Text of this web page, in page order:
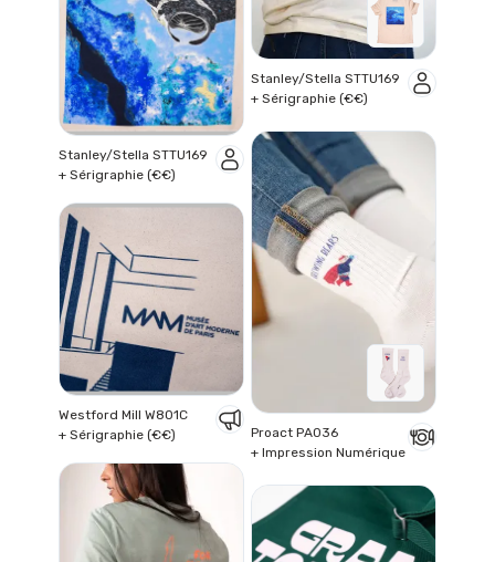
Stanley/Stella STTU169
+ Sérigraphie (€€)
Stanley/Stella STTU169
+ Sérigraphie (€€)
Proact PA036
+ Impression Numérique
Westford Mill W801C
+ Sérigraphie (€€)